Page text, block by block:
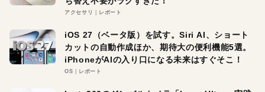
アクセサリ レポート
iOS 27（ベータ版）を試す。Siri AI、ショート
カットの自動作成ほか、期待大の便利機能5選。
iPhoneがAIの入り口になる未来はすぐそこ！
OS レポート